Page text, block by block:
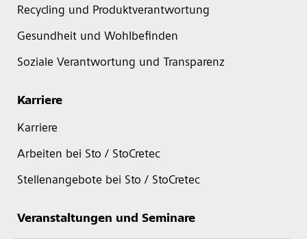
Recycling und Produktverantwortung
Gesundheit und Wohlbefinden
Soziale Verantwortung und Transparenz
Karriere
Karriere
Arbeiten bei Sto / StoCretec
Stellenangebote bei Sto / StoCretec
Veranstaltungen und Seminare